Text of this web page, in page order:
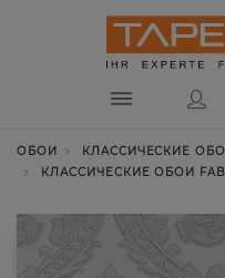
ОБОИ
КЛАССИЧЕСКИЕ
КЛАССИЧЕСКИЕ ОБОИ